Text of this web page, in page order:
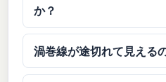
か？
渦巻線が途切れて見える